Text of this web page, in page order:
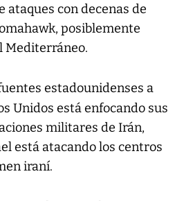
ataques con decenas de
posiblemente
Mediterráneo.
estadounidenses a
Unidos está enfocando sus
militares de Irán,
está atacando los centros
iraní.